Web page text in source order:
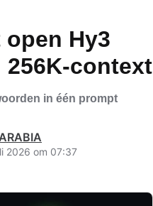
Hy3
256K-context
in één prompt
2026 om 07:37